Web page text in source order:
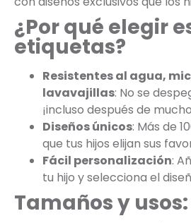
¿Por qué elegir
etiquetas?
Resistentes al agua,
lavavajillas: No se
¡incluso después de
Diseños únicos: Más de
que tus hijos elijan sus
Fácil personalización:
tu hijo y selecciona el
Tamaños y usos: